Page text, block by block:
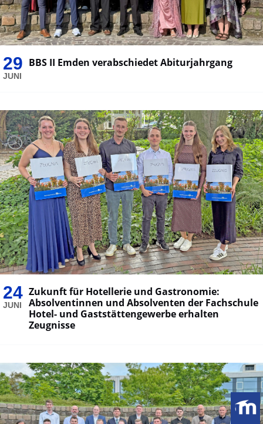
29
JUNI
BBS II Emden verabschiedet Abiturjahrgang
24
JUNI
Zukunft für Hotellerie und Gastronomie:
Absolventinnen und Absolventen der Fachschule
Hotel- und Gaststättengewerbe erhalten
Zeugnisse